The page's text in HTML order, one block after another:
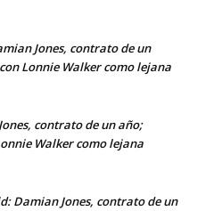
Jones, contrato de un
Lonnie Walker como lejana
contrato de un año;
Walker como lejana
Damian Jones, contrato de un